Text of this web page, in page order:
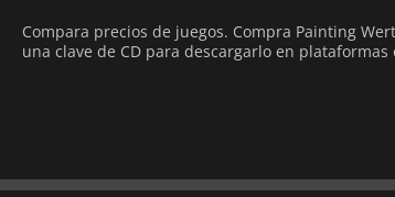
Compara precios de juegos. Compra Painting
una clave de CD para descargarlo en plataformas